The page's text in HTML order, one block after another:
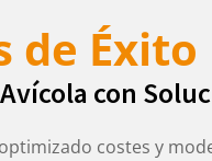
de Éxito
con
costes y